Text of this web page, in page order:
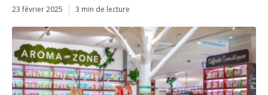
23 février 2025 3 min de lecture